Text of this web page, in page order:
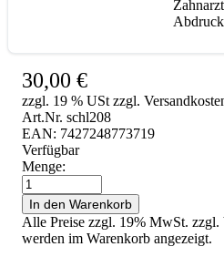
30,00 €
zzgl. 19 % USt zzgl.
Art.Nr. schl208
EAN: 7427248773719
Verfügbar
Menge:
5
Schlüsselanhänger
Zahnarzt
-
Abdrucklöffel
In den Warenkorb
Alle Preise zzgl. 19% MwSt. zzgl.
werden im Warenkorb angezeigt.